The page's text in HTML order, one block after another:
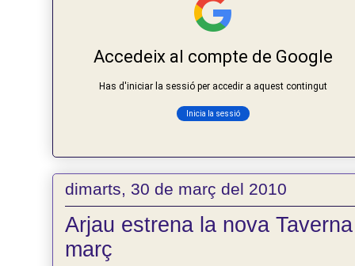
dimarts, 30 de març del 2010
Arjau estrena la nova
març